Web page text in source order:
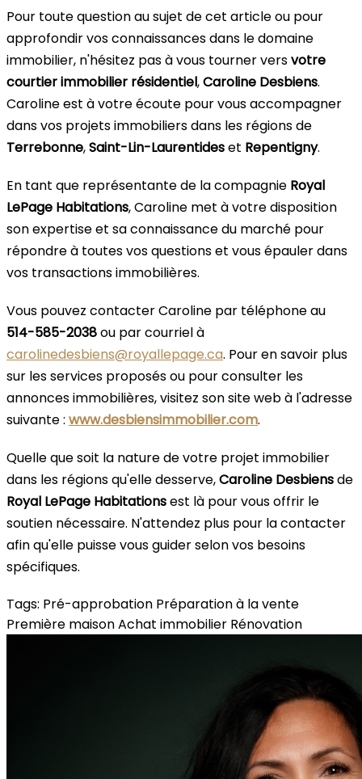
Pour toute question au sujet de cet article ou pour
approfondir vos connaissances dans le domaine
immobilier, n'hésitez pas à vous tourner versvotre
courtier immobilier résidentiel,Caroline Desbiens.
Caroline est à votre écoute pour vous accompagner
dans vos projets immobiliers dans les régions de
Terrebonne,Saint-Lin-Laurentideset Repentigny.
En tant que représentante de la compagnie Royal
LePage Habitations, Caroline met à votre disposition
son expertise et sa connaissance du marché pour
répondre à toutes vos questions et vous épauler dans
vos transactions immobilières.
Vous pouvez contacter Caroline par téléphone au
514-585-2038ou par courriel à
carolinedesbiens@royallepage.ca. Pour en savoir plus
sur les services proposés ou pour consulter les
annonces immobilières, visitez son site web à l'adresse
suivante : www.desbiensimmobilier.com.
Quelle que soit la nature de votre projet immobilier
dans les régions qu'elle desserve,Caroline Desbiensde
Royal LePage Habitationsest là pour vous offrir le
soutien nécessaire. N'attendez plus pour la contacter
afin qu'elle puisse vous guider selon vos besoins
spécifiques.
Tags: Pré-approbation Préparation à la vente
Première maisonAchat immobilier Rénovation